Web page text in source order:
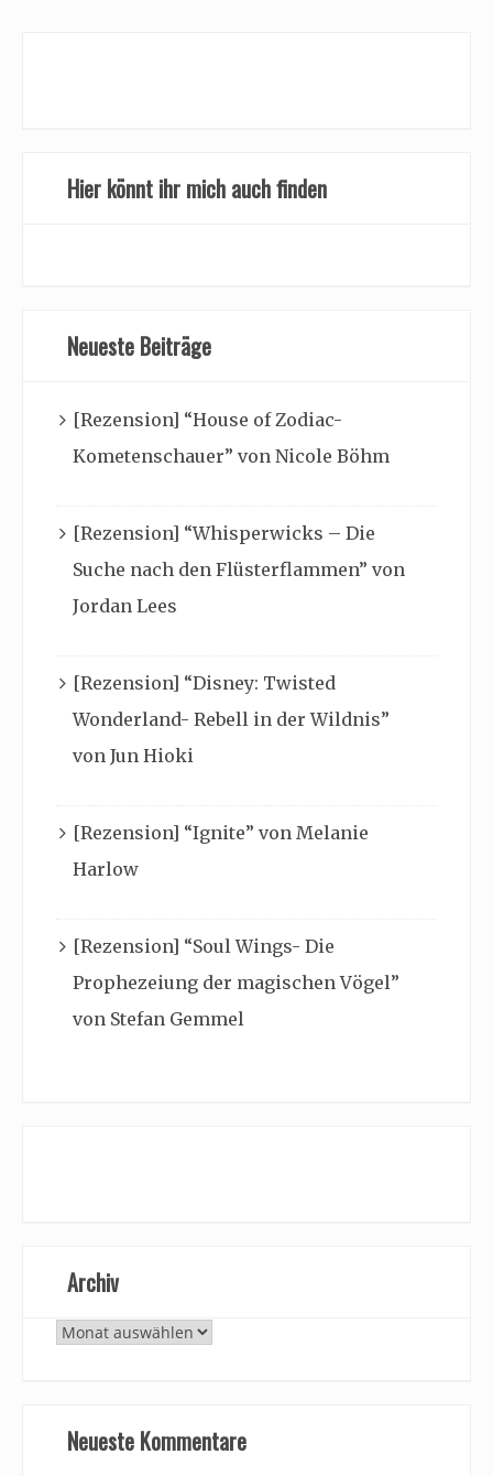
Hier könnt ihr mich auch finden
Neueste Beiträge
[Rezension] “House of Zodiac-
Kometenschauer” von Nicole Böhm
[Rezension] “Whisperwicks – Die
Suche nach den Flüsterflammen” von
Jordan Lees
[Rezension] “Disney: Twisted
Wonderland- Rebell in der Wildnis”
von Jun Hioki
[Rezension] “Ignite” von Melanie
Harlow
[Rezension] “Soul Wings- Die
Prophezeiung der magischen Vögel”
von Stefan Gemmel
Archiv
Archiv
Neueste Kommentare